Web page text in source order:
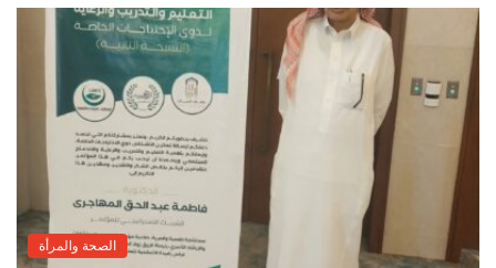
الصحة والمرأة